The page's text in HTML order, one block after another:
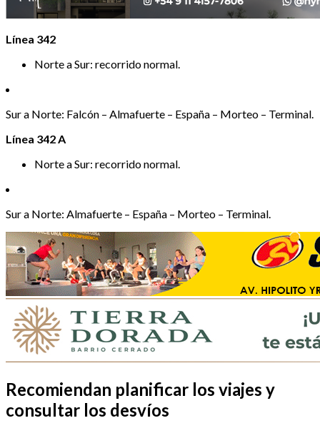
Línea 342
Norte a Sur: recorrido normal.
Sur a Norte: Falcón – Almafuerte – España – Morteo – Terminal.
Línea 342 A
Norte a Sur: recorrido normal.
Sur a Norte: Almafuerte – España – Morteo – Terminal.
Recomiendan planificar los viajes y
consultar los desvíos